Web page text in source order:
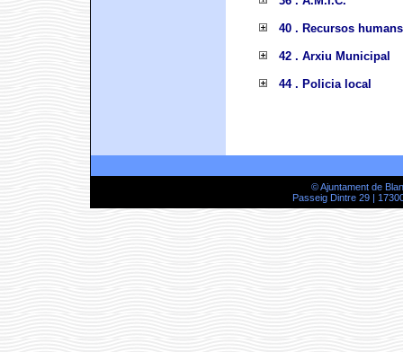
40 . Recursos humans
42 . Arxiu Municipal
44 . Policia local
© Ajuntament de
Passeig Dintre 29 |